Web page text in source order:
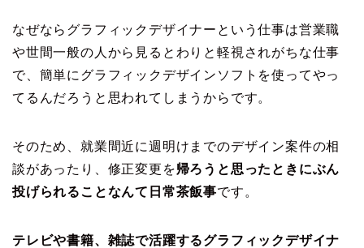
なぜならグラフィックデザイナーという仕事は営業職
や世間一般の人から見るとわりと軽視されがちな仕事
で、簡単にグラフィックデザインソフトを使ってやっ
てるんだろうと思われてしまうからです。
そのため、就業間近に週明けまでのデザイン案件の相
談があったり、修正変更を帰ろうと思ったときにぶん
投げられることなんて日常茶飯事です。
テレビや書籍、雑誌で活躍するグラフィックデザイナ